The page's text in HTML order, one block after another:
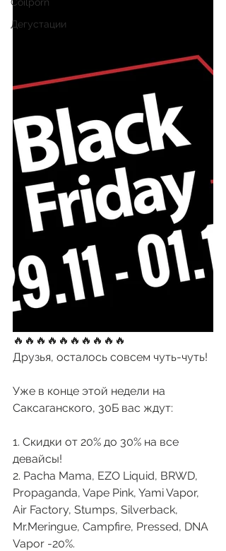
Дегустации
🔥🔥🔥🔥🔥🔥🔥🔥🔥🔥
Друзья, осталось совсем чуть-чуть!
Уже в конце этой недели на
Саксаганского, 30Б вас ждут:
1. Скидки от 20% до 30% на все
девайсы!
2. Pacha Mama, EZO Liquid, BRWD,
Propaganda, Vape Pink, Yami Vapor,
Air Factory, Stumps, Silverback,
Mr.Meringue, Campfire, Pressed, DNA
Vapor -20%.